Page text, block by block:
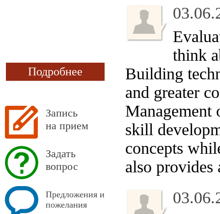
Подробнее
Запись
на прием
Задать
вопрос
Предложения и
пожелания
think
Building
and greater
Management
skill
concepts
also provides